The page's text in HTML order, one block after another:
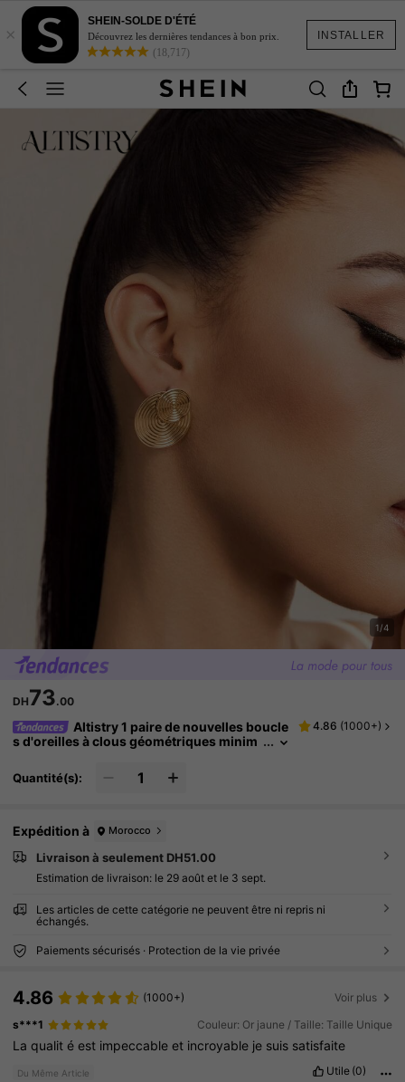
INSTALLER
×
SHEIN-SOLDE D'ÉTÉ
Découvrez les dernières tendances à bon prix.
(18,717)
1/4
DH73.00
Altistry 1 paire de nouvelles boucle
s d'oreilles à clous géométriques minim
s, mode élégante, simplement ronde, design
floral spiralé à l'avant et à l'arrière
4.86 (1000+)
Quantité(s):
Expédition à Morocco
Livraison à seulement DH51.00
Estimation de livraison: le 29 août et le 3 sept.
Les articles de cette catégorie ne peuvent être ni repris ni
échangés.
Paiements sécurisés · Protection de la vie privée
4.86 (1000+) Voir plus
s***1 Couleur: Or jaune / Taille: Taille Unique
Laqualitéest impeccableet incroyable je suis satisfaite
Du Même Article Utile (0)